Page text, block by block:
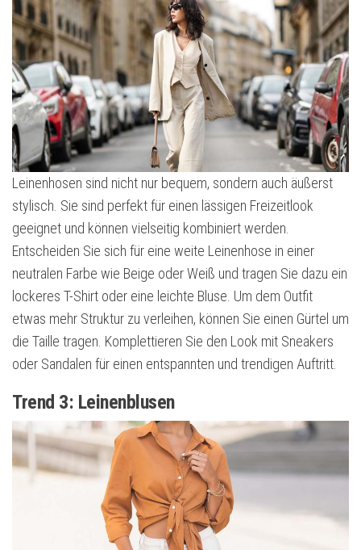
Leinenhosen sind nicht nur bequem, sondern auch äußerst
stylisch. Sie sind perfekt für einen lässigen Freizeitlook
geeignet und können vielseitig kombiniert werden.
Entscheiden Sie sich für eine weite Leinenhose in einer
neutralen Farbe wie Beige oder Weiß und tragen Sie dazu ein
lockeres T-Shirt oder eine leichte Bluse. Um dem Outfit
etwas mehr Struktur zu verleihen, können Sie einen Gürtel um
die Taille tragen. Komplettieren Sie den Look mit Sneakers
oder Sandalen für einen entspannten und trendigen Auftritt.
Trend 3: Leinenblusen